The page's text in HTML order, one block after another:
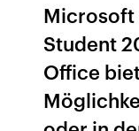
Microsoft
Student
Office